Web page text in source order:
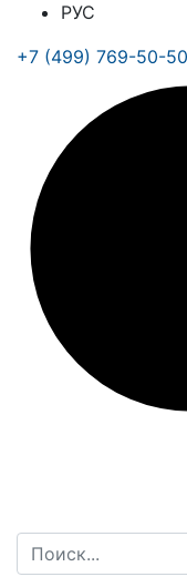
РУС
+7 (499) 769-50-50
Поиск